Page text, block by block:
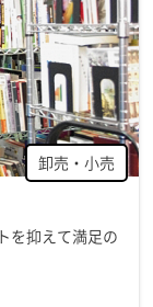
卸売・小売
を抑えて満足の